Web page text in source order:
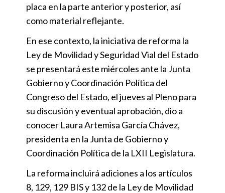
placa en la parte anterior y posterior, así
como material reflejante.
En ese contexto, la iniciativa de reforma la
Ley de Movilidad y Seguridad Vial del Estado
se presentará este miércoles ante la Junta
Gobierno y Coordinación Política del
Congreso del Estado, el jueves al Pleno para
su discusión y eventual aprobación, dio a
conocer Laura Artemisa García Chávez,
presidenta en la Junta de Gobierno y
Coordinación Política de la LXII Legislatura.
La reforma incluirá adiciones a los artículos
8, 129, 129 BIS y 132 de la Ley de Movilidad